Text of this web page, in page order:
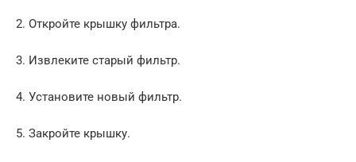
2. Откройте крышку фильтра.
3. Извлеките старый фильтр.
4. Установите новый фильтр.
5. Закройте крышку.